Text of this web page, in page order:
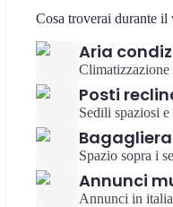
Cosa troverai durante il
Aria
Posti
Sedili spaziosi
Bagagliera
Spazio sopra i
Annunci
Annunci in